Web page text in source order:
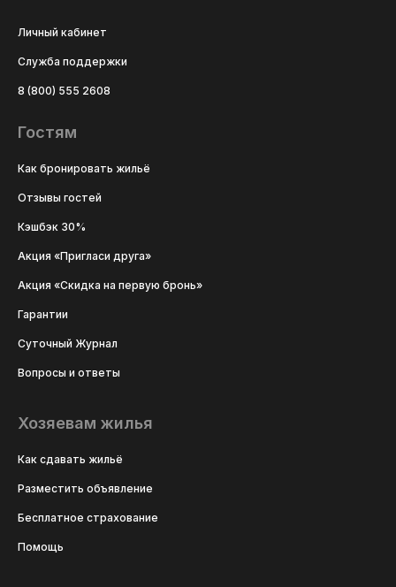
Личный кабинет
Служба поддержки
8 (800) 555 2608
Гостям
Как бронировать жильё
Отзывы гостей
Кэшбэк 30%
Акция «Пригласи друга»
Акция «Скидка на первую бронь»
Гарантии
Суточный Журнал
Вопросы и ответы
Хозяевам жилья
Как сдавать жильё
Разместить объявление
Бесплатное страхование
Помощь